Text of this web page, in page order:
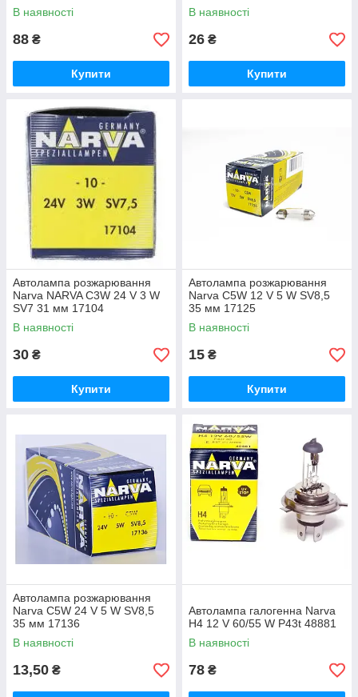
В наявності
88 ₴
Купити
В наявності
26 ₴
Купити
Автолампа розжарювання
Narva NARVA C3W 24 V 3 W
SV7 31 мм 17104
В наявності
30 ₴
Купити
Автолампа розжарювання
Narva C5W 12 V 5 W SV8,5
35 мм 17125
В наявності
15 ₴
Купити
Автолампа розжарювання
Narva C5W 24 V 5 W SV8,5
35 мм 17136
В наявності
13,50 ₴
Автолампа галогенна Narva
H4 12 V 60/55 W P43t 48881
В наявності
78 ₴